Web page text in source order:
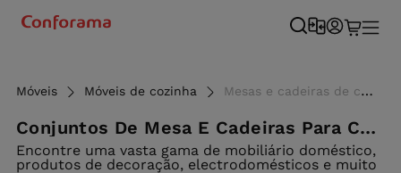
Móveis Móveis de cozinha Mesas e cadeiras de cozinha ao melhor preço - Conforama
Conjuntos De Mesa E Cadeiras Para Cozinha
Encontre uma vasta gama de mobiliário doméstico,
produtos de decoração, electrodomésticos e muito